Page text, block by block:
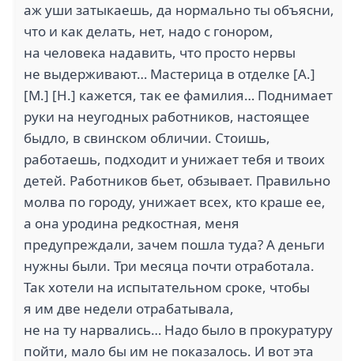
аж уши затыкаешь, да нормально ты объясни,
что и как делать, нет, надо с гонором,
на человека надавить, что просто нервы
не выдерживают… Мастерица в отделке [А.]
[М.] [Н.] кажется, так ее фамилия… Поднимает
руки на неугодных работников, настоящее
быдло, в свинском обличии. Стоишь,
работаешь, подходит и унижает тебя и твоих
детей. Работников бьет, обзывает. Правильно
молва по городу, унижает всех, кто краше ее,
а она уродина редкостная, меня
предупреждали, зачем пошла туда? А деньги
нужны были. Три месяца почти отработала.
Так хотели на испытательном сроке, чтобы
я им две недели отрабатывала,
не на ту нарвались… Надо было в прокуратуру
пойти, мало бы им не показалось. И вот эта